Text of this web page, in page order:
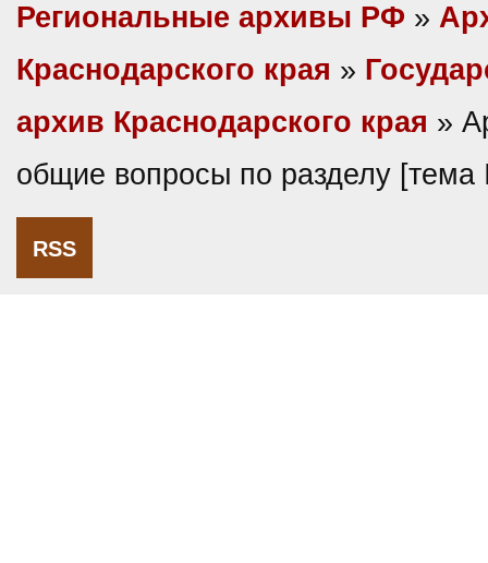
Региональные архивы РФ »
Краснодарского края »
архив Краснодарского края »
общие вопросы по разделу
RSS